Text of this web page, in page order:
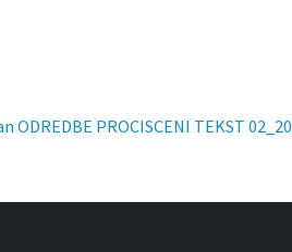
ODREDBE PROCISCENI TEKST